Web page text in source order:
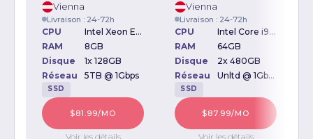
Vienna
Livraison : 24-72h
CPU
Intel Xeon E3-1230v2 3.30GHz
RAM
8GB
Disque
1x 128GB
Réseau
5TB @ 1Gbps
SSD
$81.99/MO
Voir les détails
Vienna
Livraison : 24-72h
CPU
Intel Core i9-10900 2.80GHz
RAM
64GB
Disque
2x 480GB
Réseau
Unltd @ 1Gbps
SSD
$87.99/MO
Voir les détails